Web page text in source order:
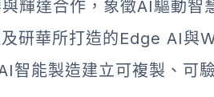
輝達合作，象徵AI驅動智
研華所打造的Edge AI與
能製造建立可複製、可